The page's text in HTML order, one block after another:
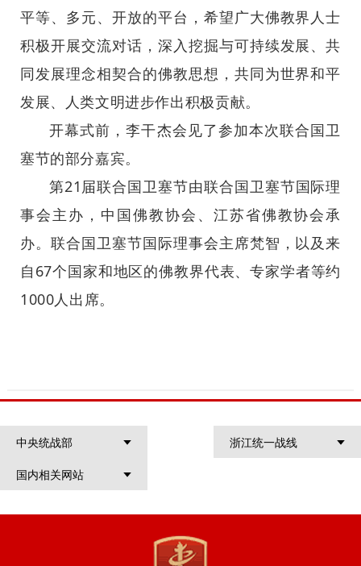
平等、多元、开放的平台，希望广大佛教界人士
积极开展交流对话，深入挖掘与可持续发展、共
同发展理念相契合的佛教思想，共同为世界和平
发展、人类文明进步作出积极贡献。
开幕式前，李干杰会见了参加本次联合国卫
塞节的部分嘉宾。
第21届联合国卫塞节由联合国卫塞节国际理
事会主办，中国佛教协会、江苏省佛教协会承
办。联合国卫塞节国际理事会主席梵智，以及来
自67个国家和地区的佛教界代表、专家学者等约
1000人出席。
中央统战部
浙江统一战线
国内相关网站